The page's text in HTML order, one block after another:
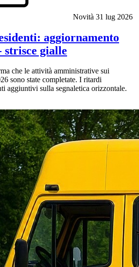
Novità 31 lug 2026
aggiornamento
gialle
che le attività amministrative sui
sono state completate. I ritardi
aggiuntivi sulla segnaletica orizzontale.